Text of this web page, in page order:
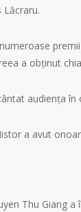
a obținut
audiența
a avut
Thu Giang